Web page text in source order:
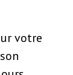
votre